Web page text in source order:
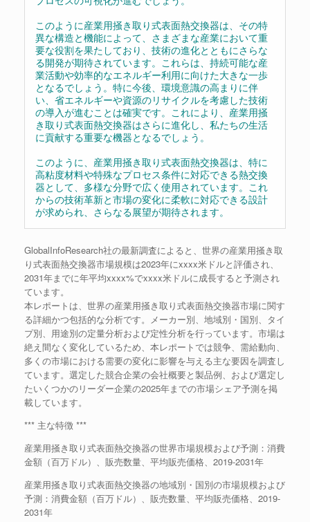
このように産業用掻き取り式表面熱交換器は、その特
異な構造と機能によって、さまざまな産業において重
要な役割を果たしており、技術の進化とともにさらな
る開発が期待されています。これらは、持続可能な産
業活動や効率的なエネルギー利用に向けた大きな一歩
となるでしょう。特に今後、環境意識の高まりに伴
い、省エネルギーや資源のリサイクルを考慮した技術
の導入が進むことは確実です。これにより、産業用掻
き取り式表面熱交換器はさらに進化し、私たちの生活
に貢献する重要な機器となるでしょう。
このように、産業用掻き取り式表面熱交換器は、特に
高粘度材料や特殊なプロセス条件に対応できる熱交換
器として、多様な分野で広く使用されています。これ
からの技術革新と市場の変化に柔軟に対応できる設計
が求められ、さらなる展望が期待されます。
GlobalInfoResearch社の最新調査によると、世界の産業用掻き取
り式表面熱交換器市場規模は2023年にxxxx米ドルと評価され、
2031年までに年平均xxxx%でxxxx米ドルに成長すると予測され
ています。
本レポートは、世界の産業用掻き取り式表面熱交換器市場に関す
る詳細かつ包括的な分析です。メーカー別、地域別・国別、タイ
プ別、用途別の定量分析および定性分析を行っています。市場は
絶え間なく変化しているため、本レポートでは競争、需給動向、
多くの市場における需要の変化に影響を与える主な要因を調査し
ています。選定した競合企業の会社概要と製品例、および選定し
たいくつかのリーダー企業の2025年までの市場シェア予測を掲
載しています。
*** 主な特徴 ***
産業用掻き取り式表面熱交換器の世界市場規模および予測：消費
金額（百万ドル）、販売数量、平均販売価格、2019-2031年
産業用掻き取り式表面熱交換器の地域別・国別の市場規模および
予測：消費金額（百万ドル）、販売数量、平均販売価格、2019-
2031年